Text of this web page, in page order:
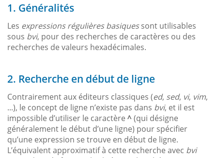
1. Généralités
Les expressions régulières basiquessont utilisables
sous bvi, pour des recherches de caractères ou des
recherches de valeurs hexadécimales.
2. Recherche en début de ligne
Contrairement aux éditeurs classiques (ed, sed, vi, vim,
...), le concept de ligne n’existe pas dans bvi, et il est
impossible d’utiliser le caractère ^(qui désigne
généralement le début d’une ligne) pour spécifier
qu’une expression se trouve en début de ligne.
L’équivalent approximatif à cette recherche avec bvi